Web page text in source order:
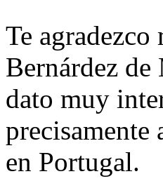
Te
Bernárdez
dato muy
precisamente
en Portugal.